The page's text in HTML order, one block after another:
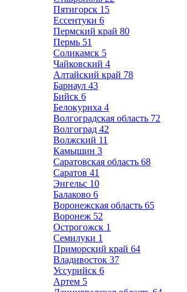
Пятигорск 15
Ессентуки 6
Пермский край 80
Пермь 51
Соликамск 5
Чайковский 4
Алтайский край 78
Барнаул 43
Бийск 6
Белокуриха 4
Волгоградская область 72
Волгоград 42
Волжский 11
Камышин 3
Саратовская область 68
Саратов 41
Энгельс 10
Балаково 6
Воронежская область 65
Воронеж 52
Острогожск 1
Семилуки 1
Приморский край 64
Владивосток 37
Уссурийск 6
Артем 5